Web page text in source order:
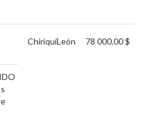
ChiriquíLeón 78 000.00 $